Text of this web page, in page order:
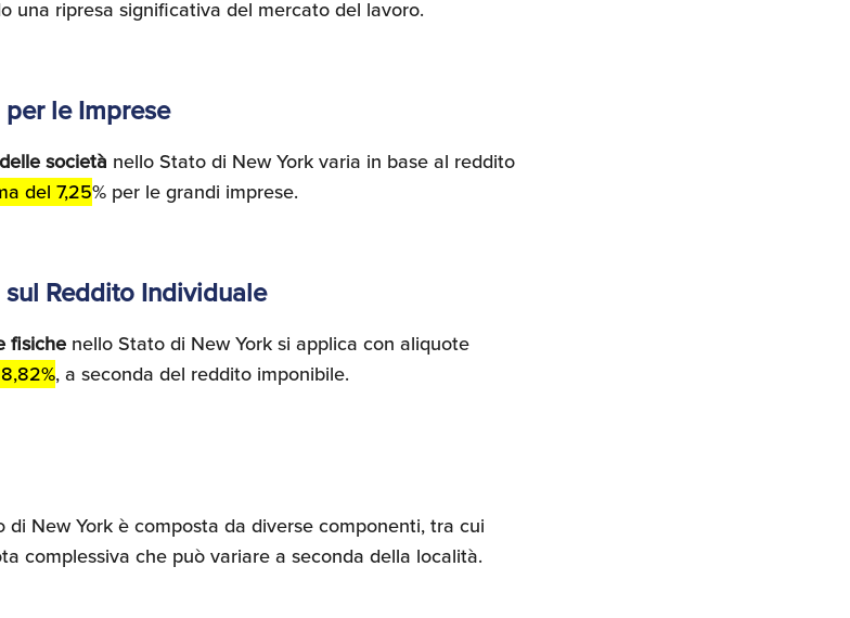
una ripresa significativa del mercato del lavoro.
le Imprese
società nello Stato di New York varia in base al reddito
del 7,25% per le grandi imprese.
Reddito Individuale
fisiche nello Stato di New York si applica con aliquote
, a seconda del reddito imponibile.
New York è composta da diverse componenti, tra cui
complessiva che può variare a seconda della località.